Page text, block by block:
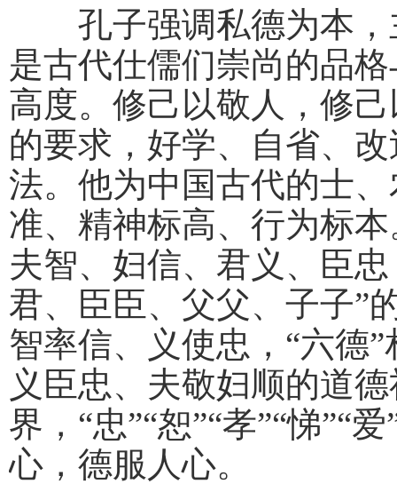
孔子强调私德为本，
是古代仕儒们崇尚的品
高度。修己以敬人，修
的要求，好学、自省、
法。他为中国古代的士
准、精神标高、行为标
夫智、妇信、君义、臣
君、臣臣、父父、子子”
智率信、义使忠，“六德
义臣忠、夫敬妇顺的道
界，“忠”“恕”“孝”“悌”“
心，德服人心。